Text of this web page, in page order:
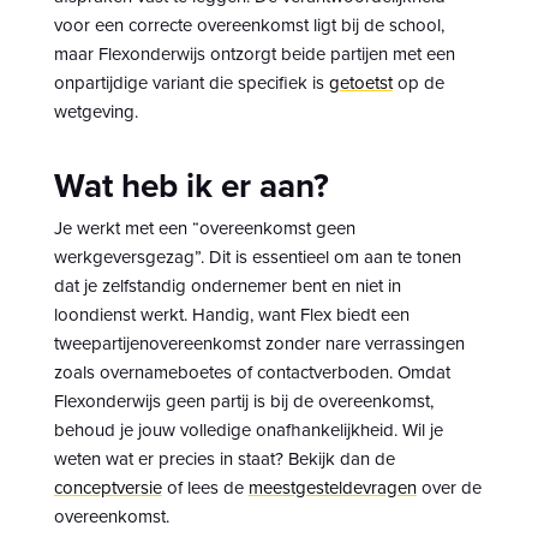
voor een correcte overeenkomst ligt bij de school,
maar Flexonderwijs ontzorgt beide partijen met een
onpartijdige variant die specifiek isgetoetstop de
wetgeving.
Wat heb ik er aan?
Je werkt met een “overeenkomst geen
werkgeversgezag”. Dit is essentieel om aan te tonen
dat je zelfstandig ondernemer bent en niet in
loondienst werkt. Handig, want Flex biedt een
tweepartijenovereenkomst zonder nare verrassingen
zoals overnameboetes of contactverboden. Omdat
Flexonderwijs geen partij is bij de overeenkomst,
behoud je jouw volledige onafhankelijkheid. Wil je
weten wat er precies in staat? Bekijk dan de
conceptversieof lees de meestgesteldevragenover de
overeenkomst.